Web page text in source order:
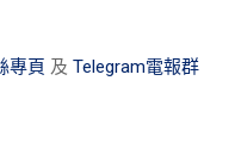
專頁 及 Telegram電報群